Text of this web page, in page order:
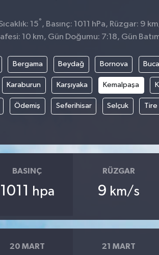
15° , Basınç: 1011 hPa, Rüzgar: 9
10 km, Gün Doğumu: 7:18, Gün
Bergama Beydağ Bornova Buca
Karaburun Karşıyaka Kemalpaşa
Ödemiş Seferihisar Selçuk Tire
BASINÇ
1011 hpa
RÜZGAR
9 km/s
20 MART 21 MART